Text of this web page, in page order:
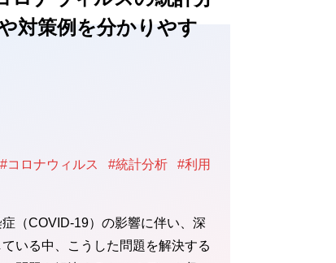
対策例を分かりやす
#コロナウィルス #統計分析
#利用
（COVID-19）の影響に伴い、深
いる中、こうした問題を解決する